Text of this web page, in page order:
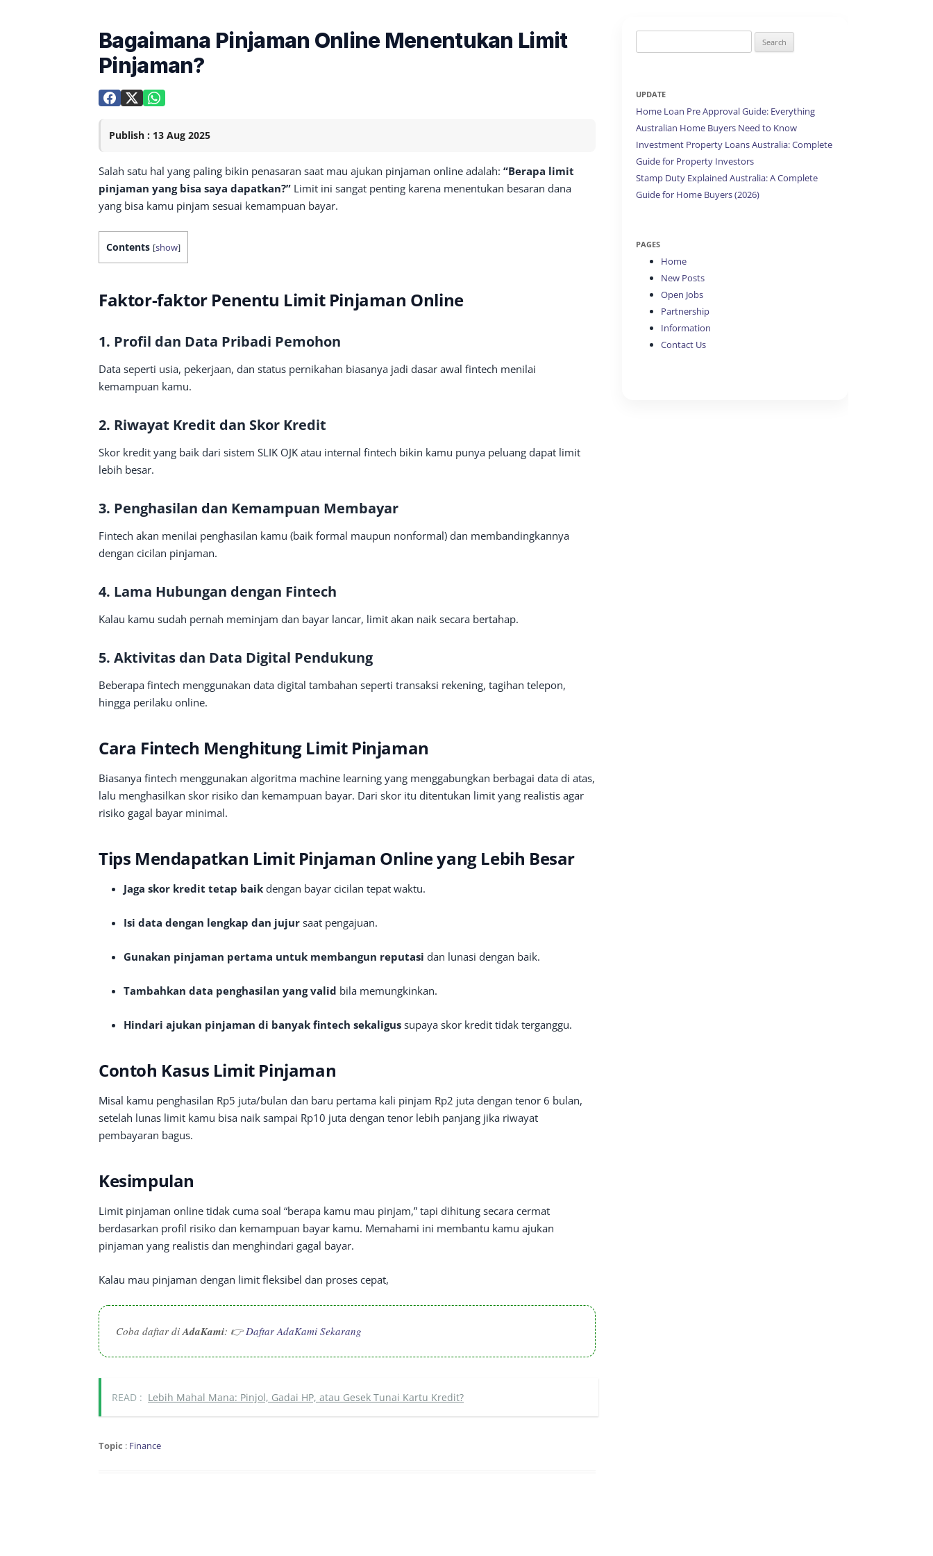
Bagaimana Pinjaman Online Menentukan Limit
Pinjaman?
Publish : 13 Aug 2025
Salah satu hal yang paling bikin penasaran saat mau ajukan pinjaman online adalah: “Berapa limit
pinjaman yang bisa saya dapatkan?” Limit ini sangat penting karena menentukan besaran dana
yang bisa kamu pinjam sesuai kemampuan bayar.
Contents [show]
Faktor-faktor Penentu Limit Pinjaman Online
1. Profil dan Data Pribadi Pemohon
Data seperti usia, pekerjaan, dan status pernikahan biasanya jadi dasar awal fintech menilai
kemampuan kamu.
2. Riwayat Kredit dan Skor Kredit
Skor kredit yang baik dari sistem SLIK OJK atau internal fintech bikin kamu punya peluang dapat limit
lebih besar.
3. Penghasilan dan Kemampuan Membayar
Fintech akan menilai penghasilan kamu (baik formal maupun nonformal) dan membandingkannya
dengan cicilan pinjaman.
4. Lama Hubungan dengan Fintech
Kalau kamu sudah pernah meminjam dan bayar lancar, limit akan naik secara bertahap.
5. Aktivitas dan Data Digital Pendukung
Beberapa fintech menggunakan data digital tambahan seperti transaksi rekening, tagihan telepon,
hingga perilaku online.
Cara Fintech Menghitung Limit Pinjaman
Biasanya fintech menggunakan algoritma machine learning yang menggabungkan berbagai data di atas,
lalu menghasilkan skor risiko dan kemampuan bayar. Dari skor itu ditentukan limit yang realistis agar
risiko gagal bayar minimal.
Tips Mendapatkan Limit Pinjaman Online yang Lebih Besar
Jaga skor kredit tetap baik dengan bayar cicilan tepat waktu.
Isi data dengan lengkap dan jujur saat pengajuan.
Gunakan pinjaman pertama untuk membangun reputasi dan lunasi dengan baik.
Tambahkan data penghasilan yang valid bila memungkinkan.
Hindari ajukan pinjaman di banyak fintech sekaligus supaya skor kredit tidak terganggu.
Contoh Kasus Limit Pinjaman
Misal kamu penghasilan Rp5 juta/bulan dan baru pertama kali pinjam Rp2 juta dengan tenor 6 bulan,
setelah lunas limit kamu bisa naik sampai Rp10 juta dengan tenor lebih panjang jika riwayat
pembayaran bagus.
Kesimpulan
Limit pinjaman online tidak cuma soal “berapa kamu mau pinjam,” tapi dihitung secara cermat
berdasarkan profil risiko dan kemampuan bayar kamu. Memahami ini membantu kamu ajukan
pinjaman yang realistis dan menghindari gagal bayar.
Kalau mau pinjaman dengan limit fleksibel dan proses cepat,
Coba daftar diAdaKami: 👉Daftar AdaKami Sekarang
READ : Lebih Mahal Mana: Pinjol, Gadai HP, atau Gesek Tunai Kartu Kredit?
Topic : Finance
for:
UPDATE
Home Loan Pre Approval Guide: Everything
Australian Home Buyers Need to Know
Investment Property Loans Australia: Complete
Guide for Property Investors
Stamp Duty Explained Australia: A Complete
Guide for Home Buyers (2026)
PAGES
Home
New Posts
Open Jobs
Partnership
Information
Contact Us